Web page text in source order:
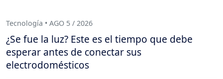
Tecnología • AGO 5 / 2026
¿Se fue la luz? Este es el tiempo que debe
esperar antes de conectar sus
electrodomésticos